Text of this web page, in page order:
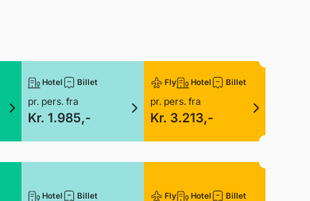
Hotel Billet
pr. pers. fra
Kr. 1.985,-
Fly Hotel Billet
pr. pers. fra
Kr. 3.213,-
Hotel Billet Fly Hotel Billet